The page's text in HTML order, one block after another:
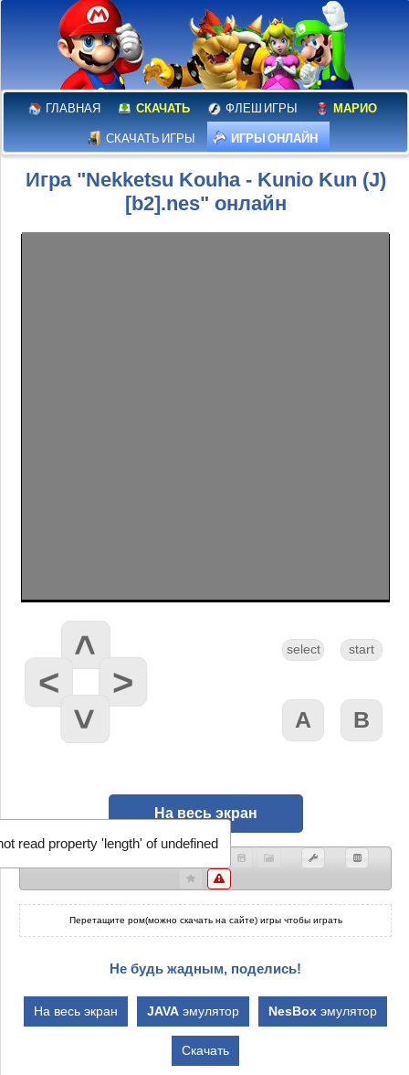
ГЛАВНАЯ СКАЧАТЬ ФЛЕШ ИГРЫ МАРИО
СКАЧАТЬ ИГРЫ ИГРЫ ОНЛАЙН
Игра "Nekketsu Kouha - Kunio Kun (J)
[b2].nes" онлайн
На весь экран
Перетащите ром(можно скачать на сайте) игры чтобы играть
Не будь жадным, поделись!
На весь экран JAVA эмулятор NesBox эмулятор
Скачать
read property 'length' of undefined